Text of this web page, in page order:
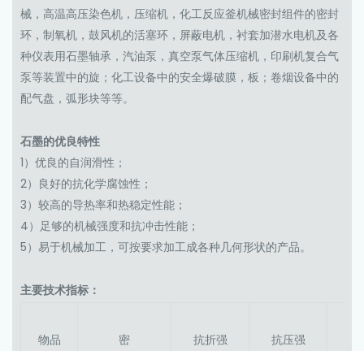
械，高温高压染色机，压缩机，化工反应釜机械密封组件的密封
环，制氧机，鼓风机的活塞环，屏蔽电机，衬套加潜水电机及各
种仪表用石墨轴承，汽油泵，真空泵气体压缩机，印刷机复合气
泵等装置中的旋；化工设备中的安全爆破膜，板；卷烟设备中的
配气盘，弧形块等等。
石墨的优良特性
1）优良的自润滑性；
2）良好的抗化学腐蚀性；
3）较高的导热率和热稳定性能；
4）足够的机械强度和抗冲击性能；
5）易于机械加工，可按要求加工成各种几何形状的产品。
主要技术指标：
物品
密
抗折强
抗压强